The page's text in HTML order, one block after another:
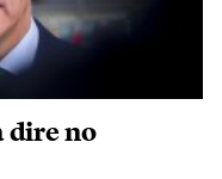
dire no